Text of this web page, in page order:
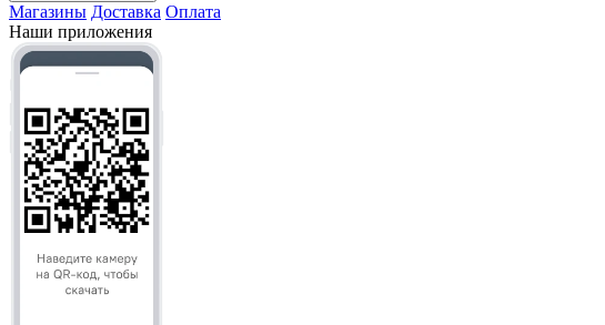
Магазины Доставка Оплата
Наши приложения